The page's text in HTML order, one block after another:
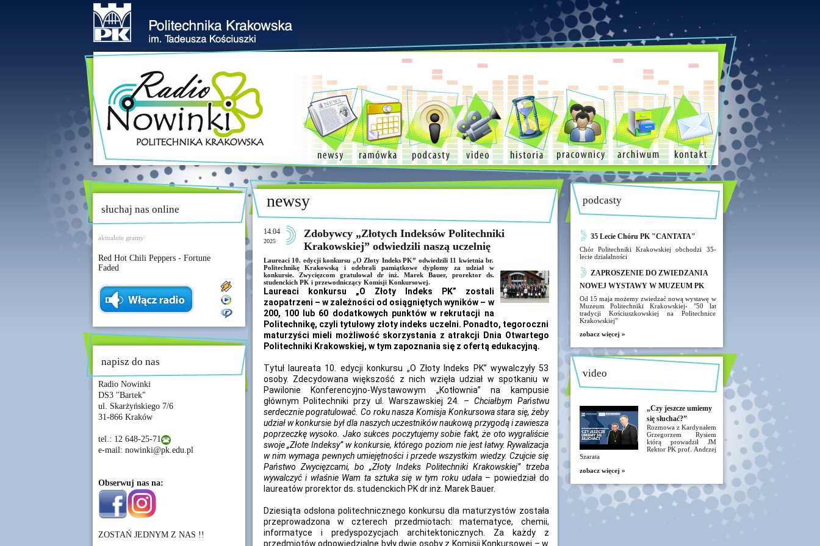
słuchaj nas online
aktualnie gramy:
Red Hot Chili Peppers - Fortune
Faded
napisz do nas
Radio Nowinki
DS3 "Bartek"
ul. Skarżyńskiego 7/6
31-866 Kraków
tel.: 12 648-25-71
e-mail: nowinki@pk.edu.pl
Obserwuj nas na:
ZOSTAŃ JEDNYM Z NAS !!
newsy
14.04
2025
Zdobywcy „Złotych Indeksów Politechniki
Krakowskiej” odwiedzili naszą uczelnię
Laureaci 10. edycji konkursu „O Złoty Indeks PK” odwiedzili 11 kwietnia br.
Politechnikę Krakowską i odebrali pamiątkowe dyplomy za udział w
konkursie. Zwycięzcom gratulował dr inż. Marek Bauer, prorektor ds.
studenckich PK i przewodniczący Komisji Konkursowej.
Laureaci konkursu „O Złoty Indeks PK” zostali
zaopatrzeni – w zależności od osiągniętych wyników – w
200, 100 lub 60 dodatkowych punktów w rekrutacji na
Politechnikę, czyli tytułowy złoty indeks uczelni. Ponadto, tegoroczni
maturzyści mieli możliwość skorzystania z atrakcji Dnia Otwartego
Politechniki Krakowskiej, w tym zapoznania się z ofertą edukacyjną.
Tytuł laureata 10. edycji konkursu „O Złoty Indeks PK” wywalczyły 53
osoby. Zdecydowana większość z nich wzięła udział w spotkaniu w
Pawilonie Konferencyjno-Wystawowym „Kotłownia” na kampusie
głównym Politechniki przy ul. Warszawskiej 24. – Chciałbym Państwu
serdecznie pogratulować. Co roku nasza Komisja Konkursowa stara się, żeby
udział w konkursie był dla naszych uczestników naukową przygodą i zawiesza
poprzeczkę wysoko. Jako sukces poczytujemy sobie fakt, że oto wygraliście
swoje „Złote Indeksy” w konkursie, którego poziom nie jest łatwy. Rywalizacja
w nim wymaga pewnych umiejętności i przede wszystkim wiedzy. Czujcie się
Państwo Zwycięzcami, bo „Złoty Indeks Politechniki Krakowskiej” trzeba
wywalczyć i właśnie Wam ta sztuka się w tym roku udała– powiedział do
laureatów prorektor ds. studenckich PK dr inż. Marek Bauer.
Dziesiąta odsłona politechnicznego konkursu dla maturzystów została
przeprowadzona w czterech przedmiotach: matematyce, chemii,
informatyce i predyspozycjach architektonicznych. Za każdy z
przedmiotów odpowiedzialne były dwie osoby z Komisji Konkursowej – w
podcasty
35 Lecie Chóru PK "CANTATA"
Chór Politechniki Krakowskiej obchodzi 35-
lecie działalności
ZAPROSZENIE DO ZWIEDZANIA
NOWEJ WYSTAWY W MUZEUM PK
Od 15 maja możemy zwiedzać nową wystawę w
Muzeum Politechniki Krakowskiej- "50 lat
tradycji Kościuszkowskiej na Politechnice
Krakowskiej"
zobacz więcej »
video
„Czy jeszcze umiemy
się słuchać?”
Rozmowa z Kardynałem
Grzegorzem Rysiem
którą prowadził JM
Rektor PK prof. Andrzej
Szarata
zobacz więcej »